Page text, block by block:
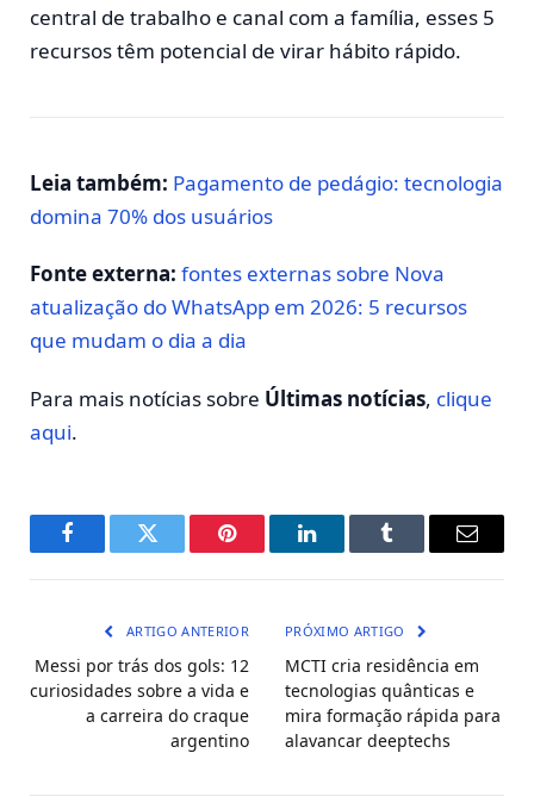
central de trabalho e canal com a família, esses 5
recursos têm potencial de virar hábito rápido.
Leia também: Pagamento de pedágio: tecnologia
domina 70% dos usuários
Fonte externa: fontes externas sobre Nova
atualização do WhatsApp em 2026: 5 recursos
que mudam o dia a dia
Para mais notícias sobre Últimas notícias, clique
aqui.
FacebookTwitter Pinterest LinkedInTumblr
E-
ARTIGO ANTERIOR
Messi por trás dos gols: 12
curiosidades sobre a vida e
a carreira do craque
argentino
PRÓXIMO ARTIGO
MCTI cria residência em
tecnologias quânticas e
mira formação rápida para
alavancar deeptechs